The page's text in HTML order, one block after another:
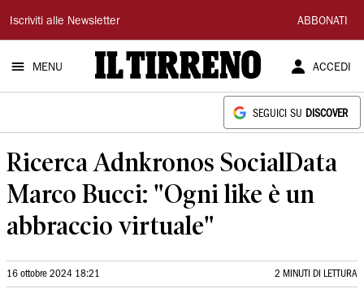
Il
Tirreno
Iscriviti alle Newsletter ABBONATI
MENU ACCEDI
SEGUICI SU DISCOVER
Ricerca Adnkronos SocialData
Marco Bucci: "Ogni like è un
abbraccio virtuale"
16 ottobre 2024 18:21 2 MINUTI DI LETTURA